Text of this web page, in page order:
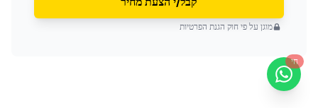
מוגן על פי חוק הגנת הפרטיות
חי